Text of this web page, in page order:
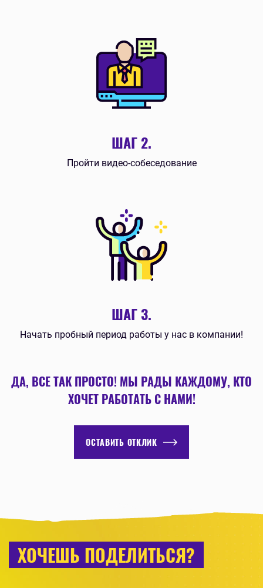
ШАГ 2.
Пройти видео-собеседование
ШАГ 3.
Начать пробный период работы у нас в компании!
ДА, ВСЕ ТАК ПРОСТО! МЫ РАДЫ КАЖДОМУ, КТО
ХОЧЕТ РАБОТАТЬ С НАМИ!
ОСТАВИТЬ ОТКЛИК
XОЧЕШЬ ПОДЕЛИТЬСЯ?